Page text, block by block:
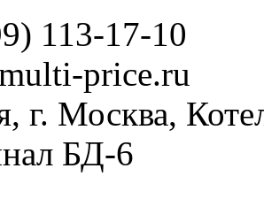
113-17-10
price.ru
г. Москва,
БД-6